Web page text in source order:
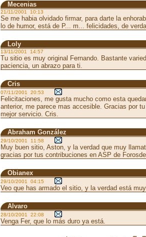
Mecenias
21/11/2001 10:13
Se me habia olvidado firmar, para darte la
lo de humor, está de P... m... felicidades, de
Loly
13/11/2001 14:57
Tu sitio es muy original Fernando. Bastante
paciencia, un abrazo para ti.
Cris
07/11/2001 20:53
Felicitaciones, me gusta mucho como esta
anterior, me parece mas accesible. Gracias por
mejor servicio. Cris.
Abraham González
29/10/2001 11:58
Muy buen sitio, Aston, y la verdad que muy
gracias por tus contribuciones en ASP de
Obianex
29/10/2001 04:15
Veo que has armado el sitio, y la verdad está
Alvaro
28/10/2001 22:08
Venga Fer, que lo más duro ya está.